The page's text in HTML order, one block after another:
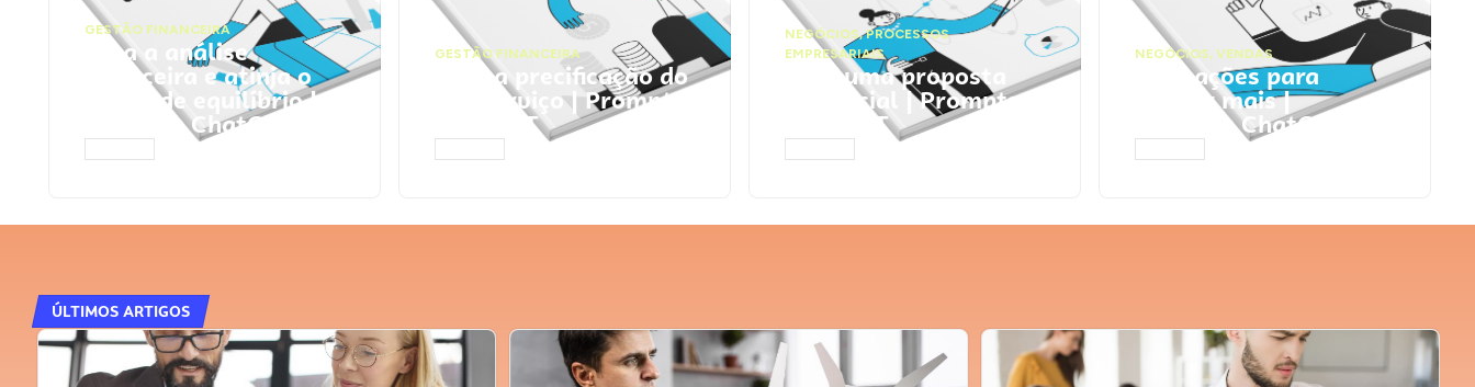
GESTÃO FINANCEIRA
Faça a análise
financeira e atinja o
ponto de equilíbrio |
Prompts ChatGPT
GESTÃO FINANCEIRA
Faça a precificação do
seu serviço | Prompts
ChatGPT
NEGÓCIOS,PROCESSOS
EMPRESARIAIS
Faça uma proposta
comercial | Prompts
ChatGPT
NEGÓCIOS, VENDAS
Faça ações para
vender mais |
Prompts ChatGPT
ÚLTIMOS ARTIGOS